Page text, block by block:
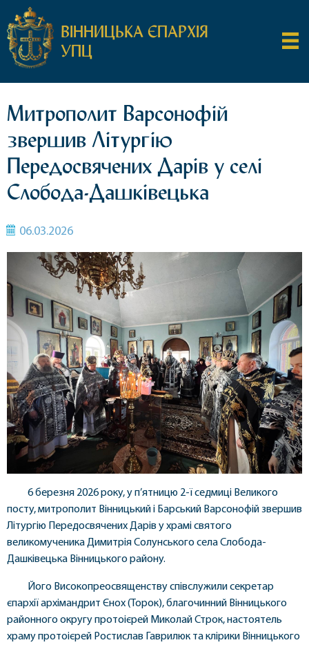
ВІННИЦЬКА ЄПАРХІЯ
УПЦ
Митрополит Варсонофій
звершив Літургію
Передосвячених Дарів у селі
Слобода-Дашківецька
06.03.2026
6 березня 2026 року, у п’ятницю 2-ї седмиці Великого
посту, митрополит Вінницький і Барський Варсонофій звершив
Літургію Передосвячених Дарів у храмі святого
великомученика Димитрія Солунського села Слобода-
Дашківецька Вінницького району.
Його Високопреосвященству співслужили секретар
єпархії архімандрит Єнох (Торок), благочинний Вінницького
районного округу протоієрей Миколай Строк, настоятель
храму протоієрей Ростислав Гаврилюк та клірики Вінницького